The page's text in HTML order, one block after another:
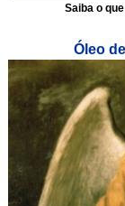
Saiba o
Óleo